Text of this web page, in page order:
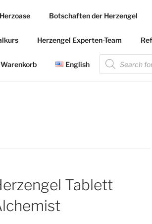
Botschaften der Herzengel
Herzengel Experten-Team
Warenkorb English
Products
search
Tablett